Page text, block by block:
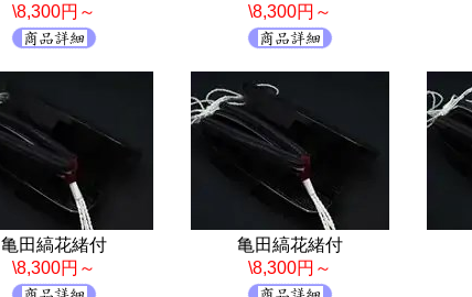
\8,300円～
\8,300円～
亀田縞花緒付
\8,300円～
亀田縞花緒付
\8,300円～